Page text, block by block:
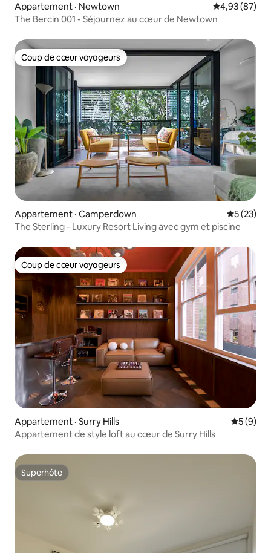
Appartement · Newtown Note
4,93 (87)
The Bercin 001 - Séjournez au cœur de Newtown
Coup de cœur voyageurs
Coup de cœur voyageurs
Appartement · Camperdown Note
5 (23)
The Sterling - Luxury Resort Living avec gym et piscine
Coup de cœur voyageurs
Coup de cœur voyageurs
Appartement · Surry Hills Note
5 (9)
Appartement de style loft au cœur de Surry Hills
Superhôte
Superhôte